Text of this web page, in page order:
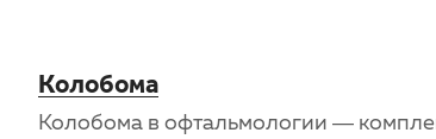
Колобома
Колобома в офтальмологии —